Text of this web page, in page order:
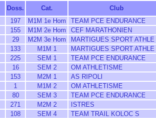
Doss. Cat. Club
197 M1M 1e Hom TEAM PCE ENDURANCE
155 M1M 2e Hom CEF MARATHONIEN
29 M2M 3e Hom MARTIGUES SPORT ATHLE
133 M1M 1 MARTIGUES SPORT ATHLE
225 SEM 1 TEAM PCE ENDURANCE
16 SEM 2 OM ATHLETISME
153 M2M 1 AS RIPOLI
1 M1M 2 OM ATHLETISME
80 SEM 3 TEAM PCE ENDURANCE
271 M2M 2 ISTRES
108 SEM 4 TEAM TRAIL KOLOC S